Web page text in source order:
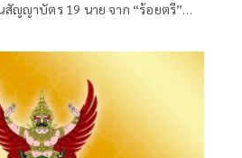
ญญาบัตร 19 นาย จาก “ร้อยตรี”